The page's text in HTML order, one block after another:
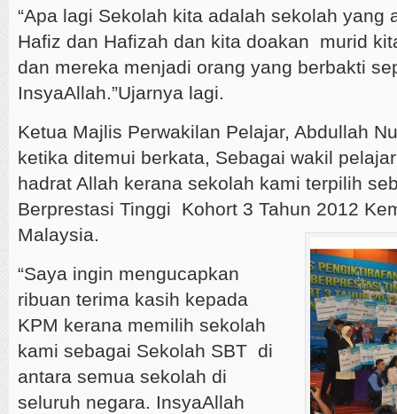
“Apa lagi Sekolah kita adalah sekolah yang
Hafiz dan Hafizah dan kita doakan murid
dan mereka menjadi orang yang berbakti
InsyaAllah.”Ujarnya lagi.
Ketua Majlis Perwakilan Pelajar, Abdullah
ketika ditemui berkata, Sebagai wakil
hadrat Allah kerana sekolah kami terpilih
Berprestasi Tinggi Kohort 3 Tahun 2012
Malaysia.
“Saya ingin mengucapkan
ribuan terima kasih kepada
KPM kerana memilih sekolah
kami sebagai Sekolah SBT di
antara semua sekolah di
seluruh negara. InsyaAllah